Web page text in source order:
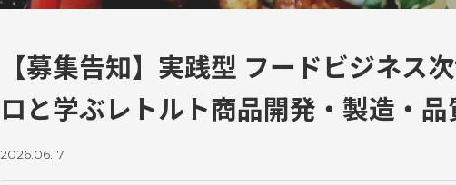
【募集告知】実践型 フードビジネス
ロと学ぶレトルト商品開発・製造・
2026.06.17